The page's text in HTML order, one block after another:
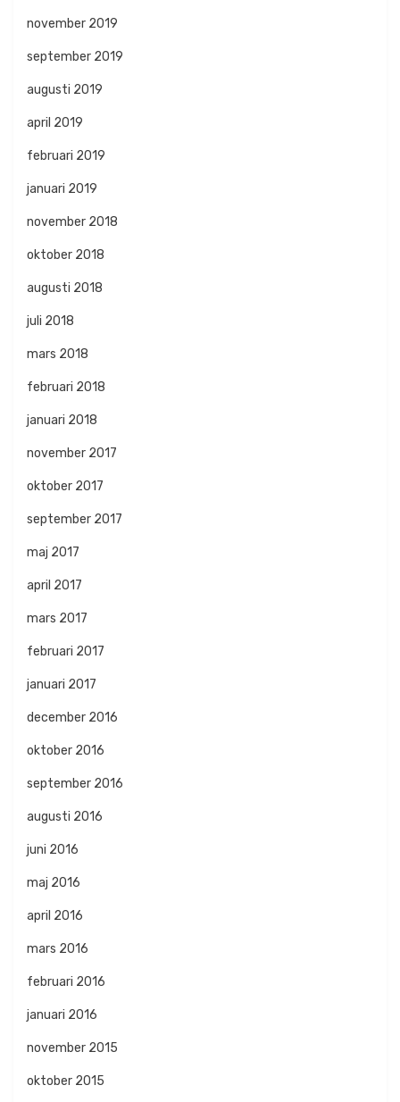
november 2019
september 2019
augusti 2019
april 2019
februari 2019
januari 2019
november 2018
oktober 2018
augusti 2018
juli 2018
mars 2018
februari 2018
januari 2018
november 2017
oktober 2017
september 2017
maj 2017
april 2017
mars 2017
februari 2017
januari 2017
december 2016
oktober 2016
september 2016
augusti 2016
juni 2016
maj 2016
april 2016
mars 2016
februari 2016
januari 2016
november 2015
oktober 2015